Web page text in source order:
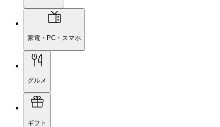
家電・PC・スマホ
グルメ
ギフト